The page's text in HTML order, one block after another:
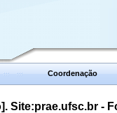
Coordenação
-